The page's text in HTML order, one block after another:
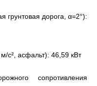
грунтовая дорога, α=2°):
с², асфальт): 46,59 кВт
сопротивления